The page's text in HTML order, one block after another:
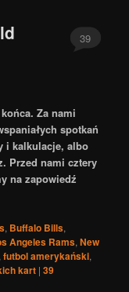
39
Za nami
spotkań
i kalkulacje, albo
Przed nami cztery
na zapowiedź
, Buffalo Bills,
Angeles Rams,New
,futbol amerykański,
kart |39